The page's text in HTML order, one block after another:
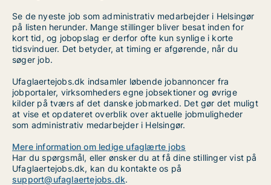
Se de nyeste job som administrativ medarbejder i Helsingør
på listen herunder. Mange stillinger bliver besat inden for
kort tid, og jobopslag er derfor ofte kun synlige i korte
tidsvinduer. Det betyder, at timing er afgørende, når du
søger job.
Ufaglaertejobs.dk indsamler løbende jobannoncer fra
jobportaler, virksomheders egne jobsektioner og øvrige
kilder på tværs af det danske jobmarked. Det gør det muligt
at vise et opdateret overblik over aktuelle jobmuligheder
som administrativ medarbejder i Helsingør.
Mere information om ledige ufaglærte jobs
Har du spørgsmål, eller ønsker du at få dine stillinger vist på
Ufaglaertejobs.dk, kan du kontakte os på
support@ufaglaertejobs.dk.